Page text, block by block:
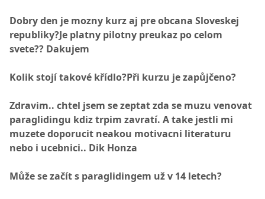
Dobry den je mozny kurz aj pre obcana Sloveskej
republiky?Je platny pilotny preukaz po celom
svete?? Dakujem
Kolik stojí takové křídlo?Při kurzu je zapůjčeno?
Zdravim.. chtel jsem se zeptat zda se muzu venovat
paraglidingu kdiz trpim zavratí. A take jestli mi
muzete doporucit neakou motivacni literaturu
nebo i ucebnici.. Dik Honza
Může se začít s paraglidingem už v 14 letech?